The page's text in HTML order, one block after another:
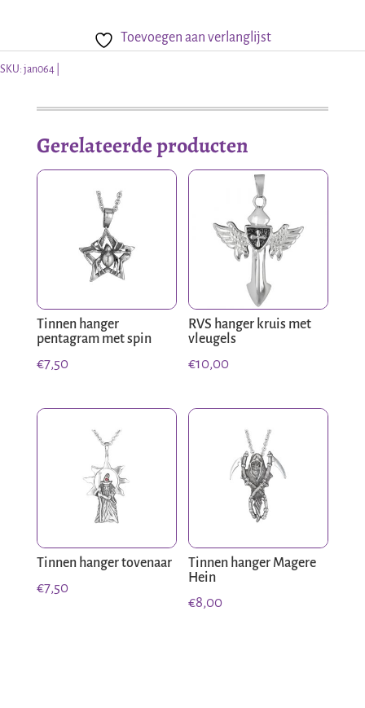
aantal
Toevoegen aan verlanglijst
SKU: jan064
Gerelateerde producten
Tinnen hanger
pentagram met spin
€7,50
RVS hanger kruis met
vleugels
€10,00
Tinnen hanger tovenaar
€7,50
Tinnen hanger Magere
Hein
€8,00